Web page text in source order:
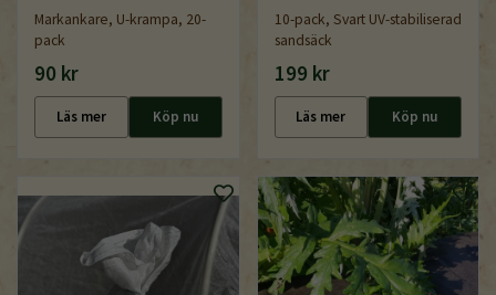
Markankare, U-krampa, 20-
pack
90 kr
Läs mer Köp nu
10-pack, Svart UV-stabiliserad
sandsäck
199 kr
Läs mer Köp nu